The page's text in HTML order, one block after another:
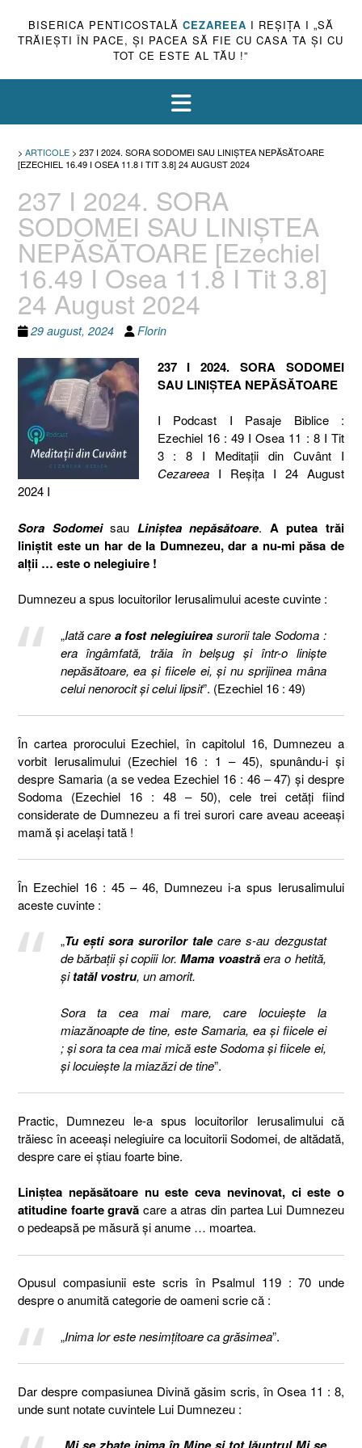
BISERICA PENTICOSTALĂ CEZAREEA I REŞIŢA I „SĂ
TRĂIEŞTI ÎN PACE, ŞI PACEA SĂ FIE CU CASA TA ŞI CU
TOT CE ESTE AL TĂU !”
> ARTICOLE > 237 I 2024. SORA SODOMEI SAU LINIȘTEA NEPĂSĂTOARE
[EZECHIEL 16.49 I OSEA 11.8 I TIT 3.8] 24 AUGUST 2024
237 I 2024. SORA
SODOMEI SAU LINIȘTEA
NEPĂSĂTOARE [Ezechiel
16.49 I Osea 11.8 I Tit 3.8]
24 August 2024
29 august, 2024 Florin
237 I 2024. SORA SODOMEI
SAU LINIȘTEA NEPĂSĂTOARE
I Podcast I Pasaje Biblice :
Ezechiel 16 : 49 I Osea 11 : 8 I Tit
3 : 8 I Meditaţii din Cuvânt I
CezareeaI Reşiţa I 24 August
2024 I
Sora Sodomeisau Liniștea nepăsătoare. A putea trăi
liniștit este un har de la Dumnezeu, dar a nu-mi păsa de
alții … este o nelegiuire !
Dumnezeu a spus locuitorilor Ierusalimului aceste cuvinte :
„Iată care a fost nelegiuirea surorii tale Sodoma :
era îngâmfată, trăia în belşug şi într-o linişte
nepăsătoare, ea şi fiicele ei, şi nu sprijinea mâna
celui nenorocit şi celui lipsit”. (Ezechiel 16 : 49)
În cartea prorocului Ezechiel, în capitolul 16, Dumnezeu a
vorbit Ierusalimului (Ezechiel 16 : 1 – 45), spunându-i și
despre Samaria (a se vedea Ezechiel 16 : 46 – 47) și despre
Sodoma (Ezechiel 16 : 48 – 50), cele trei cetăți fiind
considerate de Dumnezeu a fi trei surori care aveau aceeași
mamă și același tată !
În Ezechiel 16 : 45 – 46, Dumnezeu i-a spus Ierusalimului
aceste cuvinte :
„Tu eşti sora surorilor talecare s-au dezgustat
de bărbaţii şi copiii lor.Mama voastrăera o hetită,
şitatăl vostru, un amorit.
Sora ta cea mai mare, care locuieşte la
miazănoapte de tine, este Samaria, ea şi fiicele ei
; şi sora ta cea mai mică este Sodoma şi fiicele ei,
şi locuieşte la miazăzi de tine”.
Practic, Dumnezeu le-a spus locuitorilor Ierusalimului că
trăiesc în aceeași nelegiuire ca locuitorii Sodomei, de altădată,
despre care ei știau foarte bine.
Liniștea nepăsătoare nu este ceva nevinovat, ci este o
atitudine foarte gravă care a atras din partea Lui Dumnezeu
o pedeapsă pe măsură și anume … moartea.
Opusul compasiunii este scris în Psalmul 119 : 70 unde
despre o anumită categorie de oameni scrie că :
„Inima lor este nesimţitoare ca grăsimea”.
Dar despre compasiunea Divină găsim scris, în Osea 11 : 8,
unde sunt notate cuvintele Lui Dumnezeu :